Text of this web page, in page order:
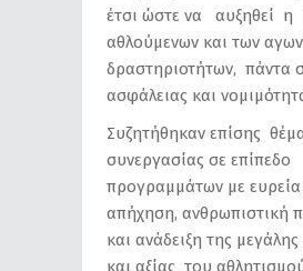
έτσι ώστε να αυξηθεί η
αθλούμενων και των
δραστηριοτήτων, πάντα
ασφάλειας και
Συζητήθηκαν επίσης
συνεργασίας σε επίπεδο
προγραμμάτων με ευρεία
απήχηση, ανθρωπιστική
και ανάδειξη της
και αξίας του